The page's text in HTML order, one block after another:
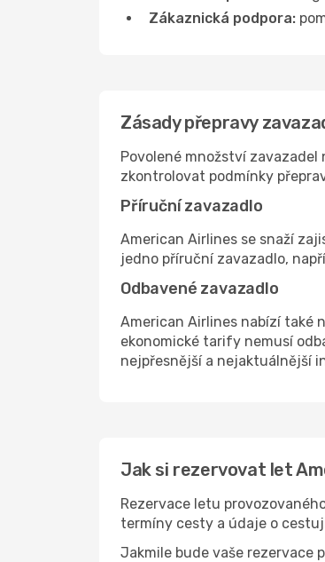
Zákaznická podpora:
Zásady přepravy
Povolené množství
zkontrolovat podmínky
Příruční zavazadlo
American Airlines se snaží
jedno příruční zavazadlo,
Odbavené zavazadlo
American Airlines nabízí také
ekonomické tarify nemusí
nejpřesnější a nejaktuálnější
Jak si rezervovat let
Rezervace letu
termíny cesty a údaje o
Jakmile bude vaše rezervace